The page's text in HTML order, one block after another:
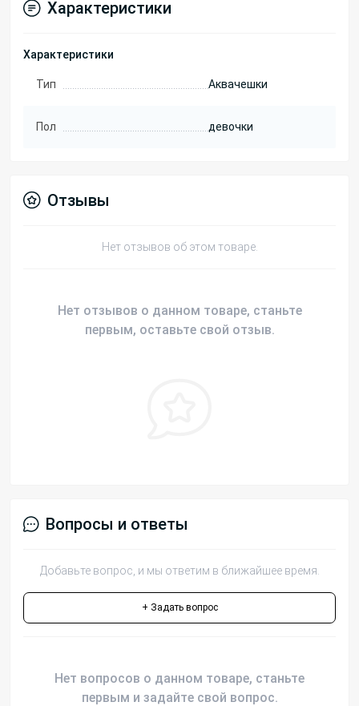
Характеристики
Характеристики
Тип Аквачешки
Пол девочки
Отзывы
Нет отзывов об этом товаре.
Нет отзывов о данном товаре, станьте
первым, оставьте свой отзыв.
Вопросы и ответы
Добавьте вопрос, и мы ответим в ближайшее время.
+ Задать вопрос
Нет вопросов о данном товаре, станьте
первым и задайте свой вопрос.